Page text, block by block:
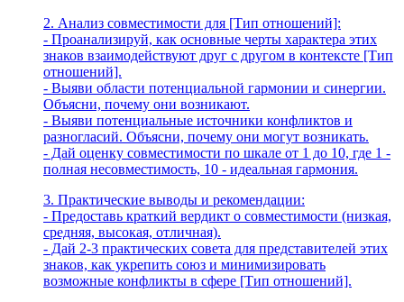
2. Анализ совместимости для [Тип отношений]:
- Проанализируй, как основные черты характера этих
знаков взаимодействуют друг с другом в контексте [Тип
отношений].
- Выяви области потенциальной гармонии и синергии.
Объясни, почему они возникают.
- Выяви потенциальные источники конфликтов и
разногласий. Объясни, почему они могут возникать.
- Дай оценку совместимости по шкале от 1 до 10, где 1 -
полная несовместимость, 10 - идеальная гармония.
3. Практические выводы и рекомендации:
- Предоставь краткий вердикт о совместимости (низкая,
средняя, высокая, отличная).
- Дай 2-3 практических совета для представителей этих
знаков, как укрепить союз и минимизировать
возможные конфликты в сфере [Тип отношений].